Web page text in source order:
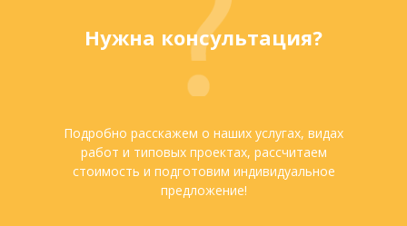
Нужна консультация?
Подробно расскажем о наших услугах, видах
работ и типовых проектах, рассчитаем
стоимость и подготовим индивидуальное
предложение!